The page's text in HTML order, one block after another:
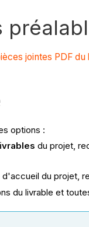
jointes PDF du
options :
du projet,
du projet,
du livrable et